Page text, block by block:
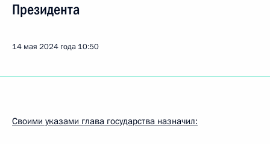
Президента
14 мая 2024 года 10:50
Своими указами глава государства назначил: